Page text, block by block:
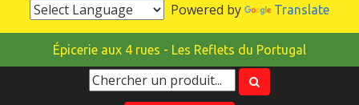
Powered by
Translate
Épicerie aux 4 rues - Les Reflets du Portugal